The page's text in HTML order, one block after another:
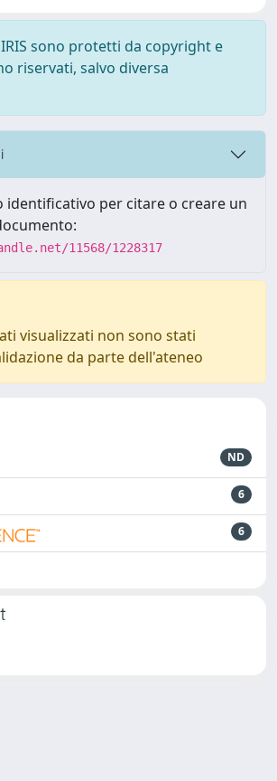
sono protetti da copyright e
riservati, salvo diversa
identificativo per citare o creare un
11568/1228317
visualizzati non sono stati
da parte dell'ateneo
ND
6
6